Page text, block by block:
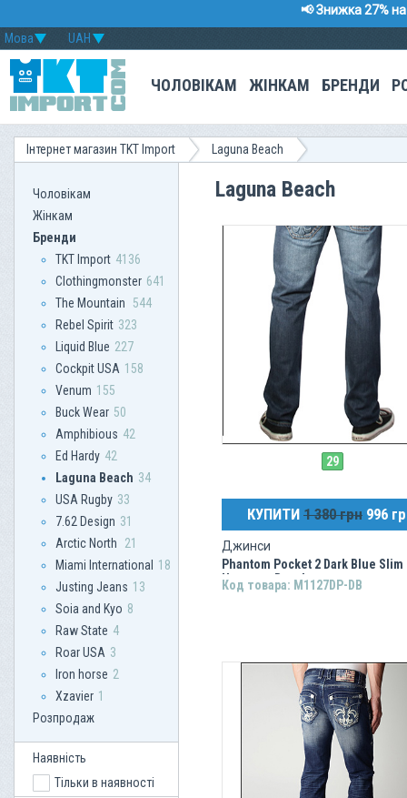
📢 Знижка 27%
UAH
Мова
ЧОЛОВІКАМ ЖІНКАМ БРЕНДИ
Інтернет магазин TKT Import Laguna Beach
Laguna Beach
29
КУПИТИ 1 380 грн 996
Джинси
Phantom Pocket 2 Dark Blue Slim
Hermosa Beach
Код товара: M1127DP-DB
Чоловікам
Жінкам
Бренди
TKT Import 4136
Clothingmonster 641
The Mountain
544
Rebel Spirit 323
Liquid Blue 227
Сockpit USA 158
Venum 155
Buck Wear 50
Amphibious 42
Ed Hardy 42
Laguna Beach 34
USA Rugby 33
7.62 Design 31
Arctic North
21
Miami International
18
Justing Jeans 13
Soia and Kyo 8
Raw State 4
Roar USA 3
Iron horse 2
Xzavier 1
Розпродаж
Наявність
Тільки в наявності